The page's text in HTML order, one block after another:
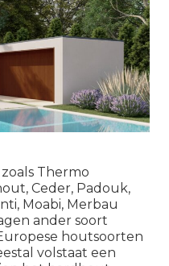
Thermo
Ceder, Padouk,
Moabi, Merbau
ander soort
houtsoorten
volstaat een